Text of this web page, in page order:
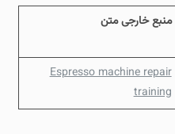
منبع خارجی متن
Espresso machine repair
training